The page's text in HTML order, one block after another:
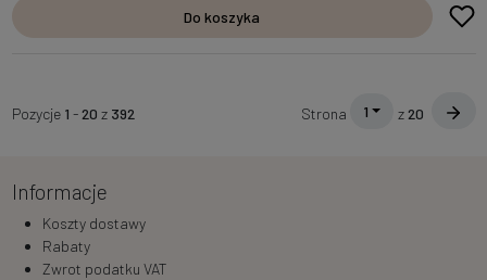
Do koszyka
Pozycje 1 -20 z 392 Strona 1 z20
Informacje
Koszty dostawy
Rabaty
Zwrot podatku VAT